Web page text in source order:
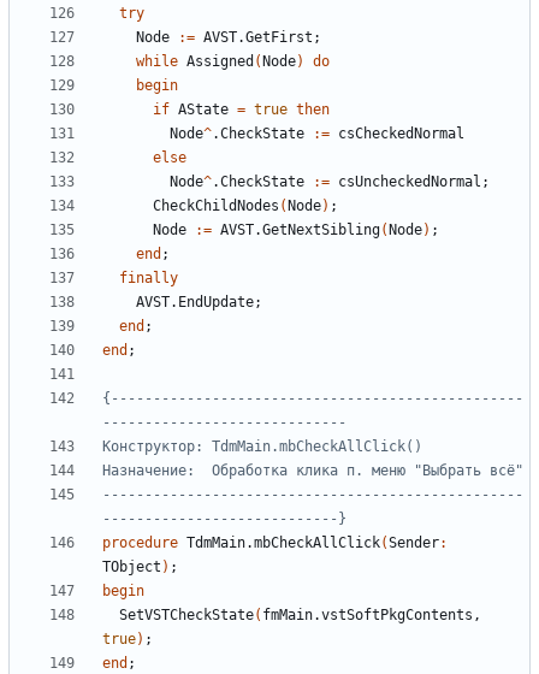
try
Node
:= AVST.GetFirst ;
while Assigned ( Node)
do
begin
if AState = true then
Node^.CheckState :=
else
Node^.CheckState := csUncheckedNormal ;
CheckChildNodes ( Node) ;
Node
:= AVST.GetNextSibling( Node) ;
end ;
finally
AVST. EndUpdate;
end ;
end ;
{-------------------------------------------------
--------------------------------------------------
----------------------------}
procedure TdmMain.mbCheckAllClick(Sender:
TObject ) ;
begin
SetVSTCheckState( fmMain.vstSoftPkgContents ,
true) ;
end ;